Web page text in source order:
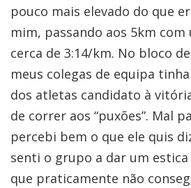
pouco mais elevado do que
mim, passando aos 5km com
cerca de 3:14/km. No bloco
meus colegas de equipa
dos atletas candidato à
de correr aos “puxões”. Mal
percebi bem o que ele quis
senti o grupo a dar um
que praticamente não